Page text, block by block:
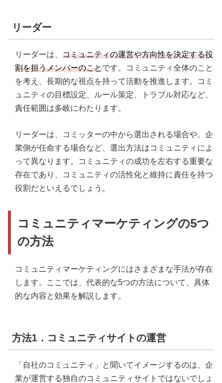
リーダー
リーダーは、 コミュニティの運営や方向性を決定する役
割を担うメンバーのことです。コミュニティ全体のこと
を考え、長期的な視点を持って活動を推進します。コミ
ュニティの目標設定、ルール策定、トラブル対応など、
責任範囲は多岐にわたります。
リーダーは、コミッターの中から選出される場合や、企
業側が任命する場合など、選出方法はコミュニティによ
って異なります。コミュニティの成功を左右する重要な
存在であり、コミュニティの活性化と維持に責任を持つ
役割だといえるでしょう。
コミュニティマーケティングの5つ
の方法
コミュニティマーケティングにはさまざまな手法が存在
します。ここでは、代表的な5つの方法について、具体
的な内容と効果を解説します。
方法1．コミュニティサイトの運営
「自社のコミュニティ」と聞いてイメージするのは、企
業が運営する独自のコミュニティサイトではないでしょ